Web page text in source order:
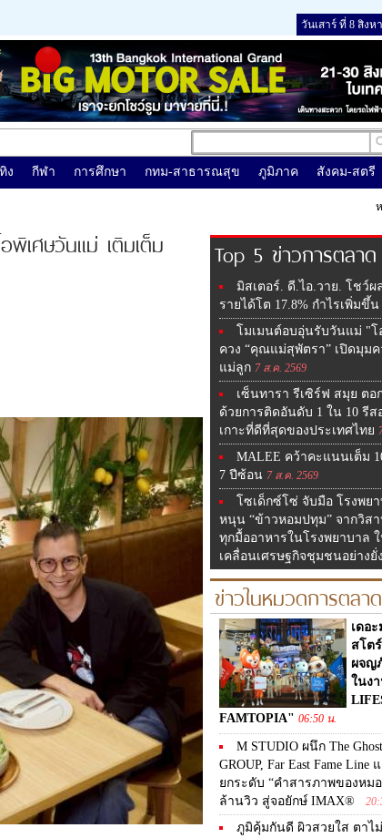
วันเสาร์ ที่ 8 สิงห
ง กีฬา การศึกษา กทม-สาธารณสุข ภูมิภาค สังคม-สตรี
เศษวันแม่ เติมเต็ม
Top 5 ข่าวการตลาด
มิสเตอร์. ดี.ไอ.วาย. โชว์ผ
รายได้โต 17.8% กำไรเพิ่มขึ้น
โมเมนต์อบอุ่นรับวันแม่ "
ควง “คุณแม่สุพัตรา” เปิดมุม
แม่ลูก 7 ส.ค. 2569
เซ็นทารา รีเซิร์ฟ สมุย ตอ
ด้วยการติดอันดับ 1 ใน 10 รี
เกาะที่ดีที่สุดของประเทศไทย
MALEE คว้าคะแนนเต็ม
7 ปีซ้อน 7 ส.ค. 2569
โซเด็กซ์โซ่ จับมือ โรงพย
หนุน “ข้าวหอมปทุม” จากวิส
ทุกมื้ออาหารในโรงพยาบาล
เคลื่อนเศรษฐกิจชุมชนอย่างยั่
ข่าวในหมวดการตลาด
เดอ
สโต
ผจญ
ในง
FAMTOPIA" 06:50 น.
M STUDIO ผนึก The
GROUP, Far East Fame Line
ยกระดับ “คำสารภาพของหมอ
ล้านวิว สู่จอยักษ์ IMAX®
ภูมิคุ้มกันดี ผิวสวยใส ตาไ